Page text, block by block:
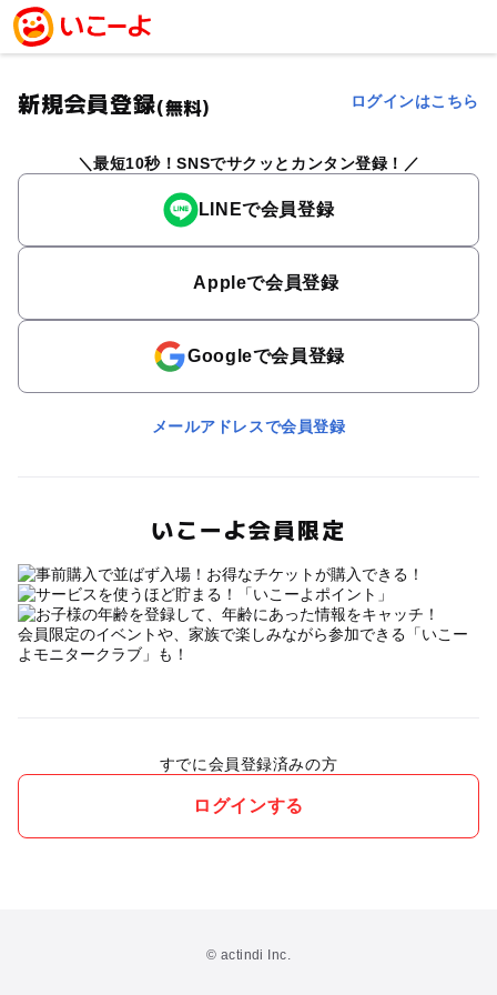
新規会員登録(無料) ログインはこちら
最短10秒！SNSでサクッとカンタン登録！
LINEで会員登録
Appleで会員登録
Googleで会員登録
メールアドレスで会員登録
いこーよ会員限定
会員限定のイベントや、家族で楽しみながら参加できる「いこー
よモニタークラブ」も！
すでに会員登録済みの方
ログインする
© actindi Inc.